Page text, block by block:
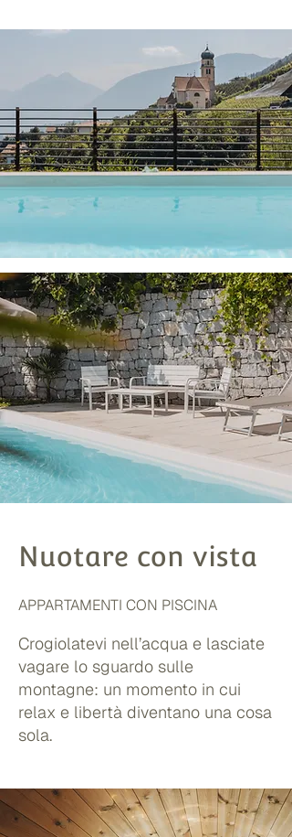
Nuotare con vista
APPARTAMENTI CON PISCINA
Crogiolatevi nell’acqua e lasciate
vagare lo sguardo sulle
montagne: un momento in cui
relax e libertà diventano una cosa
sola.